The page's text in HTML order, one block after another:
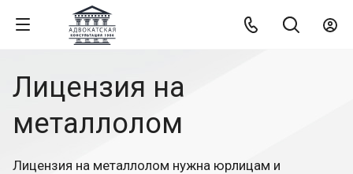
Лицензия на
металлолом
Лицензия на металлолом нужна юрлицам и